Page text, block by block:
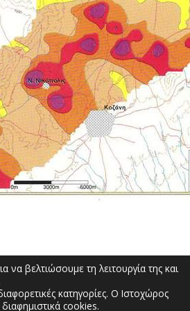
βελτιώσουμε τη λειτουργία της και
κατηγορίες. Ο Ιστοχώρος
cookies.